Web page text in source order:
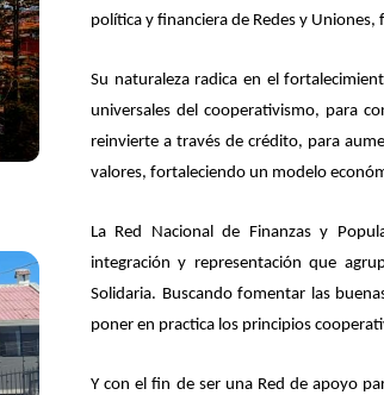
política y financiera de Redes y
Su naturaleza radica en el
universales del cooperativismo, para
reinvierte a través de crédito, para
valores, fortaleciendo un modelo
La Red Nacional de Finanzas y
integración y representación que
Solidaria. Buscando fomentar las
poner en practica los principios
Y con el fin de ser una Red de apoyo